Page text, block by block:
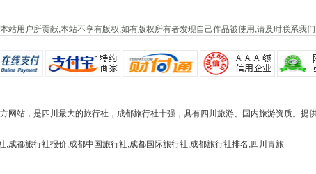
站用户所贡献,本站不享有版权,如有版权所有者发现自己作品被使用,请及时联系我
网站，是四川最大的旅行社，成都旅行社十强，具有四川旅游、国内旅游资质。提
成都旅行社报价,成都中国旅行社,成都国际旅行社,成都旅行社排名,四川青旅